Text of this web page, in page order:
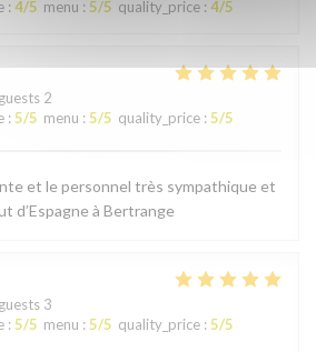
: 4/5 menu : 5/5 quality_price : 4/5
2
: 5/5 menu : 5/5 quality_price : 5/5
et le personnel très sympathique et
d’Espagne à Bertrange
3
: 5/5 menu : 5/5 quality_price : 5/5